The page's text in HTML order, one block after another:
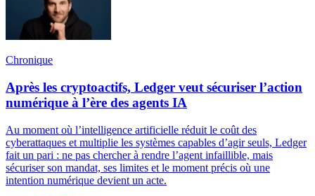
Chronique
Après les cryptoactifs, Ledger veut sécuriser l’action
numérique à l’ère des agents IA
Au moment où l’intelligence artificielle réduit le coût des
cyberattaques et multiplie les systèmes capables d’agir seuls, Ledger
fait un pari : ne pas chercher à rendre l’agent infaillible, mais
sécuriser son mandat, ses limites et le moment précis où une
intention numérique devient un acte.